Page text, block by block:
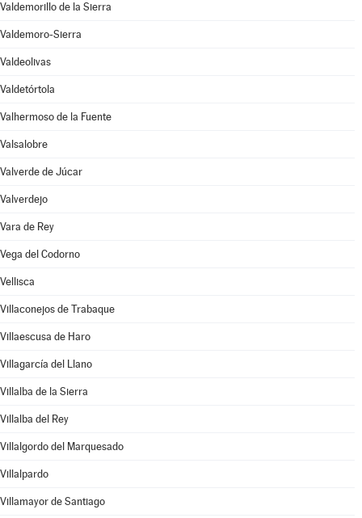
Valdemorillo de la Sierra
Valdemoro-Sierra
Valdeolivas
Valdetórtola
Valhermoso de la Fuente
Valsalobre
Valverde de Júcar
Valverdejo
Vara de Rey
Vega del Codorno
Vellisca
Villaconejos de Trabaque
Villaescusa de Haro
Villagarcía del Llano
Villalba de la Sierra
Villalba del Rey
Villalgordo del Marquesado
Villalpardo
Villamayor de Santiago